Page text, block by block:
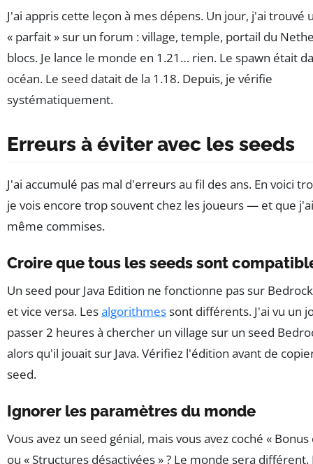
J'ai appris cette leçon à mes dépens. Un jour, j'ai trouvé
« parfait » sur un forum : village, temple, portail du
blocs. Je lance le monde en 1.21… rien. Le spawn était
océan. Le seed datait de la 1.18. Depuis, je vérifie
systématiquement.
Erreurs à éviter avec les seeds
J'ai accumulé pas mal d'erreurs au fil des ans. En voici
je vois encore trop souvent chez les joueurs — et que
même commises.
Croire que tous les seeds sont
Un seed pour Java Edition ne fonctionne pas sur
et vice versa. Lesalgorithmessont différents. J'ai vu un
passer 2 heures à chercher un village sur un seed
alors qu'il jouait sur Java. Vérifiez l'édition avant de
seed.
Ignorer les paramètres du monde
Vous avez un seed génial, mais vous avez coché « Bonus
ou « Structures désactivées » ? Le monde sera différent.